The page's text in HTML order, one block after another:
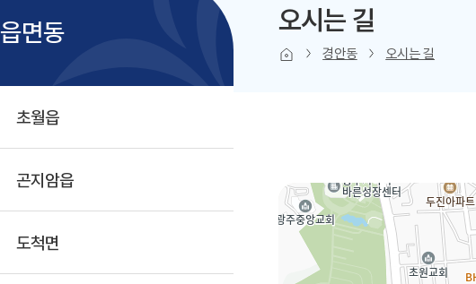
읍면동
초월읍
곤지암읍
도척면
오시는 길
경안동 오시는 길
본문 인쇄sns 공유 리스트 열기